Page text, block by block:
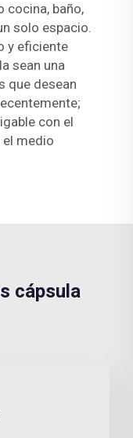
cocina, baño,
solo espacio.
y eficiente
sean una
que desean
con el
medio
cápsula